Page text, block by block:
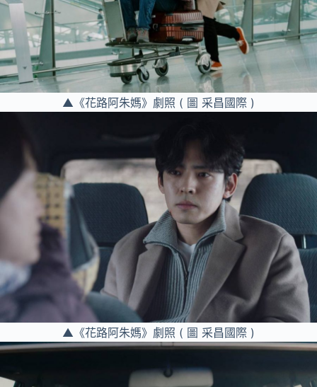
▲《花路阿朱媽》劇照 ( 圖 采昌國際 )
▲《花路阿朱媽》劇照 ( 圖 采昌國際 )